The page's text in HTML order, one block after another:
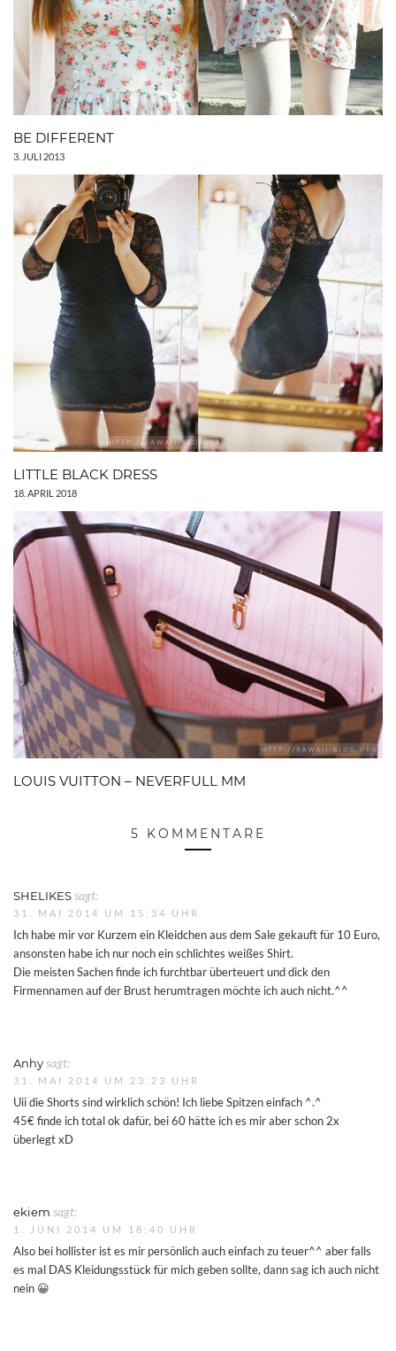
BE DIFFERENT
3. JULI 2013
LITTLE BLACK DRESS
18. APRIL 2018
LOUIS VUITTON – NEVERFULL MM
5 KOMMENTARE
SHELIKESsagt:
31. MAI 2014 UM 15:34 UHR
Ich habe mir vor Kurzem ein Kleidchen aus dem Sale gekauft für 10 Euro,
ansonsten habe ich nur noch ein schlichtes weißes Shirt.
Die meisten Sachen finde ich furchtbar überteuert und dick den
Firmennamen auf der Brust herumtragen möchte ich auch nicht.^^
Anhysagt:
31. MAI 2014 UM 23:23 UHR
Uii die Shorts sind wirklich schön! Ich liebe Spitzen einfach ^.^
45€ finde ich total ok dafür, bei 60 hätte ich es mir aber schon 2x
überlegt xD
ekiem sagt:
1. JUNI 2014 UM 18:40 UHR
Also bei hollister ist es mir persönlich auch einfach zu teuer^^ aber falls
es mal DAS Kleidungsstück für mich geben sollte, dann sag ich auch nicht
nein 😀